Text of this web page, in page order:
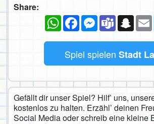
Share:
WhatsAppFacebookMessenger
Teams
Spiel spielen Stadt
Gefällt dir unser Spiel? Hilf’ uns,
kostenlos zu halten. Erzähl’ deinen
Social Media oder schreib eine kleine